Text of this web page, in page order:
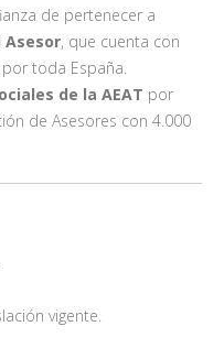
de pertenecer a
Asesor, que cuenta con
toda España.
de la AEAT por
de Asesores con 4.000
vigente.